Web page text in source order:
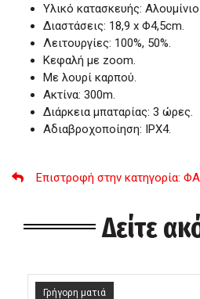
Υλικό κατασκευής:
Διαστάσεις: 18,9 x Φ4,5cm.
Λειτουργίες: 100%, 50%.
Κεφαλή με zoom.
Με λουρί καρπού.
Ακτίνα: 300m.
Διάρκεια μπαταρίας: 3 ώρες.
Αδιαβροχοποίηση: IPX4.
Επιστροφή στην κατηγορία:
Δείτε
Γρήγορη ματιά